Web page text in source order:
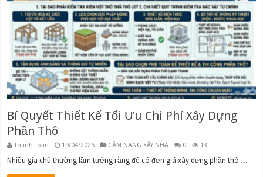
Bí Quyết Thiết Kế Tối Ưu Chi Phí Xây Dựng
Phần Thô
Thanh Toàn 19/04/2026 CẨM NANG XÂY NHÀ 0 13
Nhiều gia chủ thường lầm tưởng rằng để có đơn giá xây dựng phần thô …